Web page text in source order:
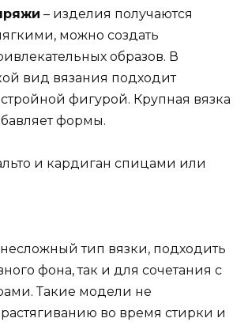
– изделия получаются
можно создать
образов. В
вид вязания подходит
фигурой. Крупная вязка
формы.
тип вязки, подходить
фона, так и для сочетания с
Такие модели не
во время стирки и